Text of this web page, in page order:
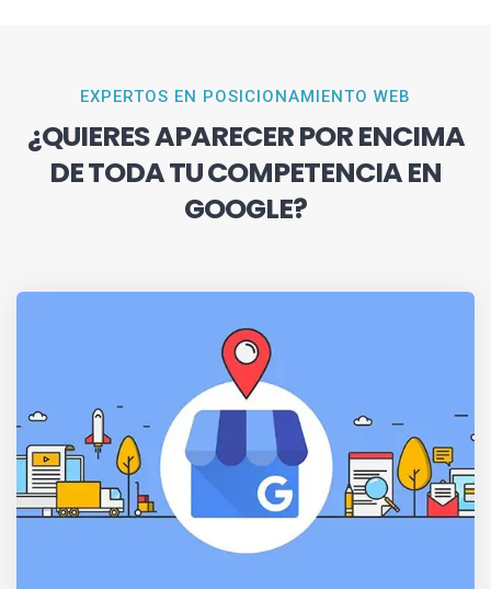
EXPERTOS EN POSICIONAMIENTO WEB
¿QUIERES APARECER POR ENCIMA
DE TODA TU COMPETENCIA EN
GOOGLE?